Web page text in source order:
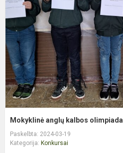
Mokyklinė anglų kalbos olimpiada
Paskelbta: 2024-03-19
Kategorija: Konkursai